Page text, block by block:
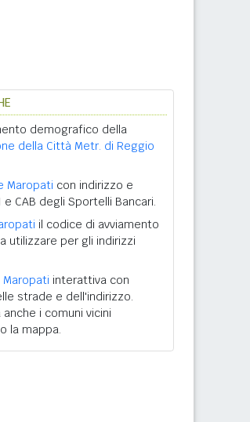
demografico della
della Città Metr. di Reggio
Maropati con indirizzo e
e CAB degli Sportelli Bancari.
il codice di avviamento
utilizzare per gli indirizzi
Maropati interattiva con
strade e dell'indirizzo.
anche i comuni vicini
la mappa.